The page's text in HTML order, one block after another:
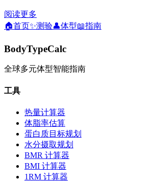
阅读更多
🏠首页✨测验👤体型📖指南
BodyTypeCalc
全球多元体型智能指南
工具
热量计算器
体脂率估算
蛋白质目标规划
水分摄取规划
BMR 计算器
BMI 计算器
1RM 计算器